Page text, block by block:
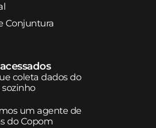
Conjuntura
coleta dados do
sozinho
um agente de
do Copom